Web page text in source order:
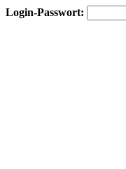
Login-Passwort: